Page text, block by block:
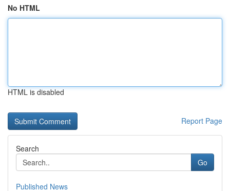
No HTML
HTML is disabled
Report Page
Search
Go
Published News